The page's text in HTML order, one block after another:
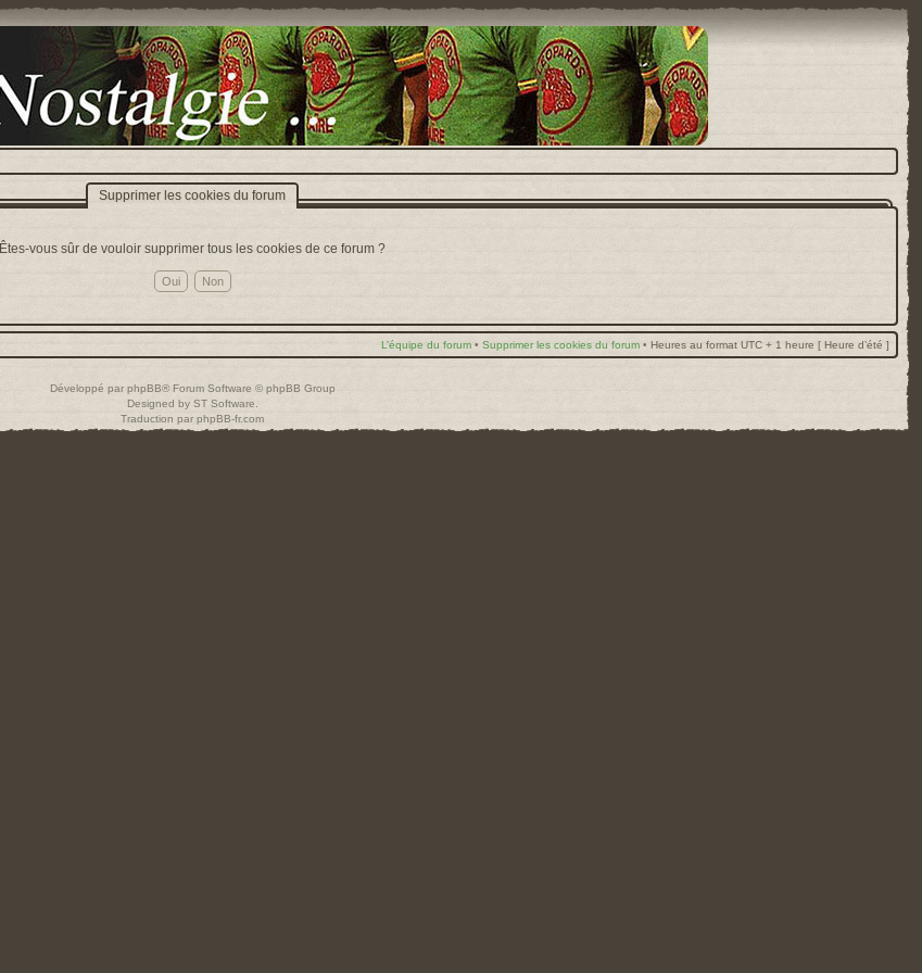
Supprimer les cookies du forum
Êtes-vous sûr de vouloir supprimer tous les cookies de ce forum ?
L’équipe du forum • Supprimer les cookies du forum • Heures au format UTC + 1 heure [ Heure d’été ]
Développé par phpBB® Forum Software © phpBB Group
Designed by ST Software
Traduction par phpBB-fr.com